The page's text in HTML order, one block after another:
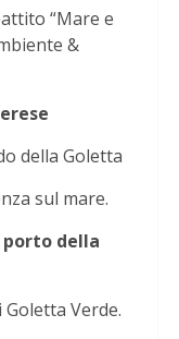
“Mare e
&
della Goletta
sul mare.
porto della
Verde.